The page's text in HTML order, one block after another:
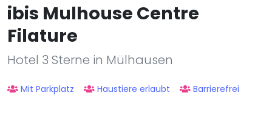
ibis Mulhouse Centre
Filature
Hotel 3 Sterne in Mülhausen
Mit Parkplatz Haustiere erlaubt Barrierefrei